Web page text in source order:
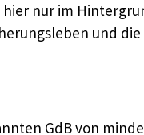
nur im
und
GdB von